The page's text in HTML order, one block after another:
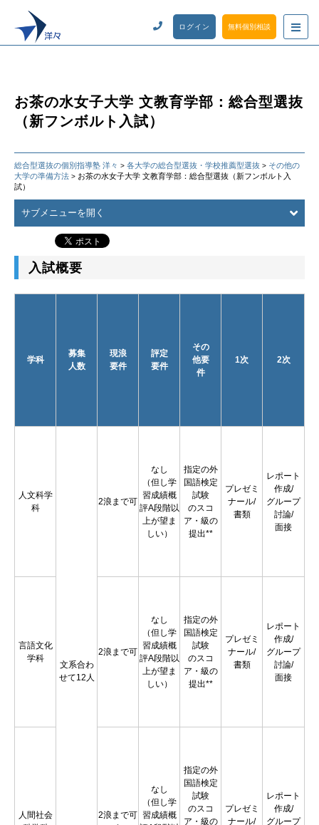
ログイン 無料個別相談
お茶の水女子大学 文教育学部：総合型選抜
（新フンボルト入試）
総合型選抜の個別指導塾 洋々 > 各大学の総合型選抜・学校推薦型選抜 > その他の
大学の準備方法 > お茶の水女子大学 文教育学部：総合型選抜（新フンボルト入
試）
サブメニューを開く
入試概要
学科
募集
人数
現浪
要件
評定
要件
その
他要
件
1次 2次
人文科学
科
文系合わ
せて12人
2浪まで可
なし
（但し学
習成績概
評A段階以
上が望ま
しい）
指定の外
国語検定
試験
のスコ
ア・級の
提出**
プレゼミ
ナール/
書類
レポート
作成/
グループ
討論/
面接
言語文化
学科
2浪まで可
なし
（但し学
習成績概
評A段階以
上が望ま
しい）
指定の外
国語検定
試験
のスコ
ア・級の
提出**
プレゼミ
ナール/
書類
レポート
作成/
グループ
討論/
面接
人間社会
2浪まで可
なし
（但し学
習成績概
指定の外
国語検定
試験
のスコ
ア・級の
プレゼミ
ナール/
レポート
作成/
グループ